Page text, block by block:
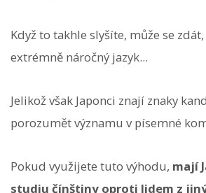
Když to takhle slyšíte, může se
extrémně náročný jazyk...
Jelikož však Japonci znají znaky
porozumět významu v písemné
Pokud využijete tuto výhodu, mají
studiu čínštiny oproti lidem z